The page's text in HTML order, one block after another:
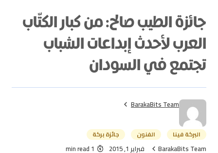
جائزة الطيب صالح: من كبار الكتّاب
العرب لأحدث إبداعات الشباب
تجتمع في السودان
BarakaBits Team
البركة فينا الفنون جائزة بركة
BarakaBits Team فبراير 1, 2015 1 min read